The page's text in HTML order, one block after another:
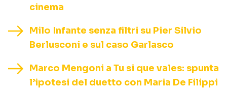
cinema
Milo Infante senza filtri su Pier Silvio
Berlusconi e sul caso Garlasco
Marco Mengoni a Tu si que vales: spunta
l’ipotesi del duetto con Maria De Filippi